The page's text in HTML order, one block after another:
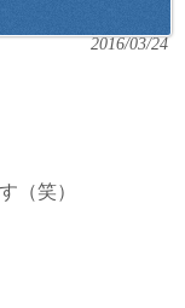
2016/03/24
（笑）